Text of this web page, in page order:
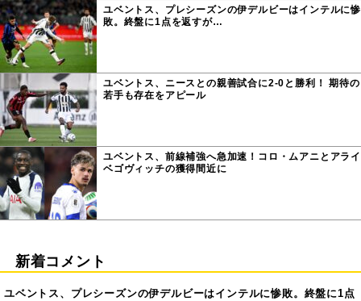
ユベントス、プレシーズンの伊デルビーはインテルに惨
敗。終盤に1点を返すが…
ユベントス、ニースとの親善試合に2-0と勝利！ 期待の
若手も存在をアピール
ユベントス、前線補強へ急加速！コロ・ムアニとアライ
ベゴヴィッチの獲得間近に
新着コメント
ユベントス、プレシーズンの伊デルビーはインテルに惨敗。終盤に1点